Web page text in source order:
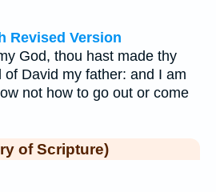
Revised Version
God, thou hast made thy
David my father: and I am
not how to go out or come
of Scripture)